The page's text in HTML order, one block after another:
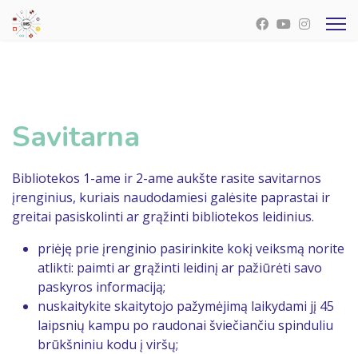
Savitarna
Bibliotekos 1-ame ir 2-ame aukšte rasite savitarnos
įrenginius, kuriais naudodamiesi galėsite paprastai ir
greitai pasiskolinti ar grąžinti bibliotekos leidinius.
priėję prie įrenginio pasirinkite kokį veiksmą norite
atlikti: paimti ar grąžinti leidinį ar pažiūrėti savo
paskyros informaciją;
nuskaitykite skaitytojo pažymėjimą laikydami jį 45
laipsnių kampu po raudonai šviečiančiu spinduliu
brūkšniniu kodu į viršų;